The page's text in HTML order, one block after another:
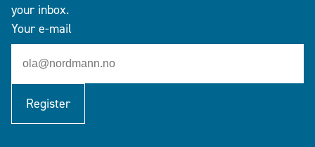
your inbox.
Your e-mail
Register